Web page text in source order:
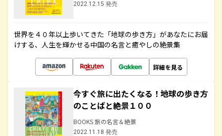
2022.12.15 発売
世界を４０年以上歩いてきた「地球の歩き方」があなたにお届
けする、人生を輝かせる中国の名言と癒やしの絶景集
詳細を見る
今すぐ旅に出たくなる！地球の歩き方
のことばと絶景１００
BOOKS 旅の名言＆絶景
2022.11.18 発売